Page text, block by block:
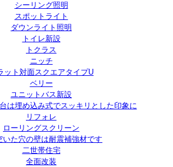
シーリング照明
スポットライト
ダウンライト照明
トイレ新設
トクラス
ニッチ
ット対面スクエアタイプU
ベリー
ユニットバス新設
は埋め込み式でスッキリとした印象に
リフォレ
ローリングスクリーン
いた穴の壁は耐震補強材です
二世帯住宅
全面改装